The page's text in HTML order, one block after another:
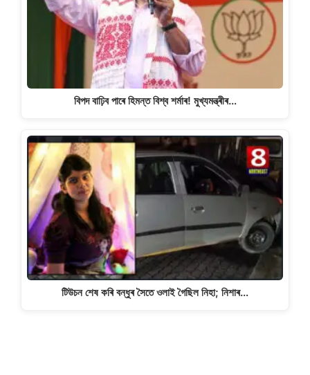
বিপদ বাঢ়িব পাৰে হিমন্ত বিশ্ব শৰ্মাৰ! মুখ্যমন্ত্ৰীৰ…
টিউচন শেষ কৰি বন্ধুৰ সৈতে ওলাই গৈছিল নিহা; নিশাৰ…